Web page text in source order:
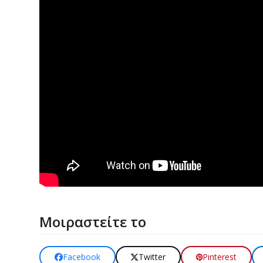
Μοιραστείτε το
Facebook Twitter Pinterest